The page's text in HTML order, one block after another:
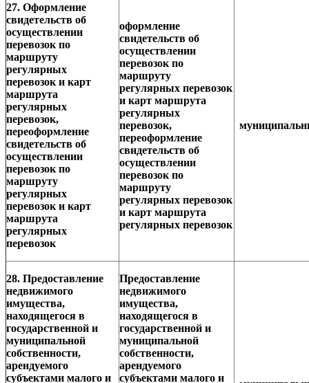
27. Оформление
свидетельств об
осуществлении
перевозок по
маршруту
регулярных
перевозок и карт
маршрута
регулярных
перевозок,
переоформление
свидетельств об
осуществлении
перевозок по
маршруту
регулярных
перевозок и карт
маршрута
регулярных
перевозок
оформление
свидетельств об
осуществлении
перевозок по
маршруту
регулярных перевозок
и карт маршрута
регулярных
перевозок,
переоформление
свидетельств об
осуществлении
перевозок по
маршруту
регулярных перевозок
и карт маршрута
регулярных перевозок
28. Предоставление
недвижимого
имущества,
находящегося в
государственной и
муниципальной
собственности,
арендуемого
субъектами малого и
Предоставление
недвижимого
имущества,
находящегося в
государственной и
муниципальной
собственности,
арендуемого
субъектами малого и